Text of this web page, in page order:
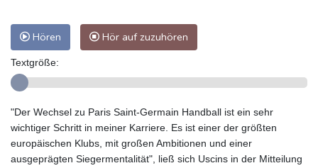
Hören Hör auf zuzuhören
Textgröße:
"Der Wechsel zu Paris Saint-Germain Handball ist ein sehr
wichtiger Schritt in meiner Karriere. Es ist einer der größten
europäischen Klubs, mit großen Ambitionen und einer
ausgeprägten Siegermentalität", ließ sich Uscins in der Mitteilung